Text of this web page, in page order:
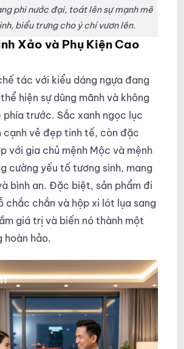
phi nước đại, toát lên sự mạnh mẽ
biểu trưng cho ý chí vươn lên.
Xảo và Phụ Kiện Cao
tác với kiểu dáng ngựa đang
hiện sự dũng mãnh và không
phía trước. Sắc xanh ngọc lục
cạnh vẻ đẹp tinh tế, còn đặc
với gia chủ mệnh Mộc và mệnh
cường yếu tố tương sinh, mang
bình an. Đặc biệt, sản phẩm đi
chắc chắn và hộp xi lót lụa sang
giá trị và biến nó thành một
hoàn hảo.